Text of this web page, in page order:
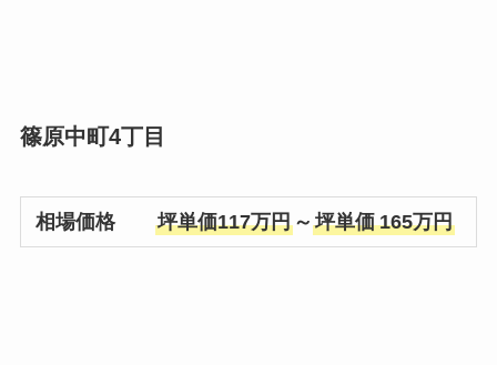
篠原中町4丁目
相場価格坪単価117万円 ～坪単価 165万円